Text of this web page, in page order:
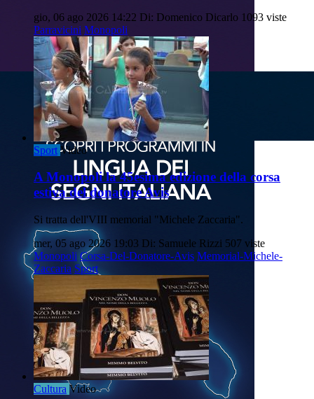
gio, 06 ago 2026 14:22 Di: Domenico Dicarlo 1093 viste
Parravicini Monopoli
Sport Video
A Monopoli la 45esima edizione della corsa
estiva del donatore Avis
Si tratta dell'VIII memorial "Michele Zaccaria".
mer, 05 ago 2026 19:03 Di: Samuele Rizzi 507 viste
Monopoli Corsa-Del-Donatore-Avis Memorial-Michele-
Zaccaria Sport
Cultura Video